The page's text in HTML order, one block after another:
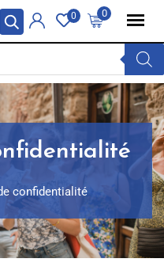
0
0
confidentialité